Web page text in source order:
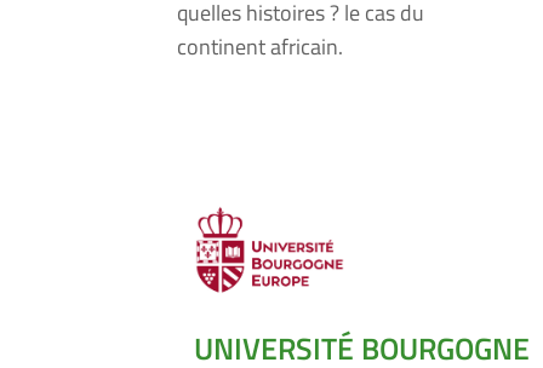
quelles histoires ? le cas du
continent africain.
UNIVERSITÉ BOURGOGNE